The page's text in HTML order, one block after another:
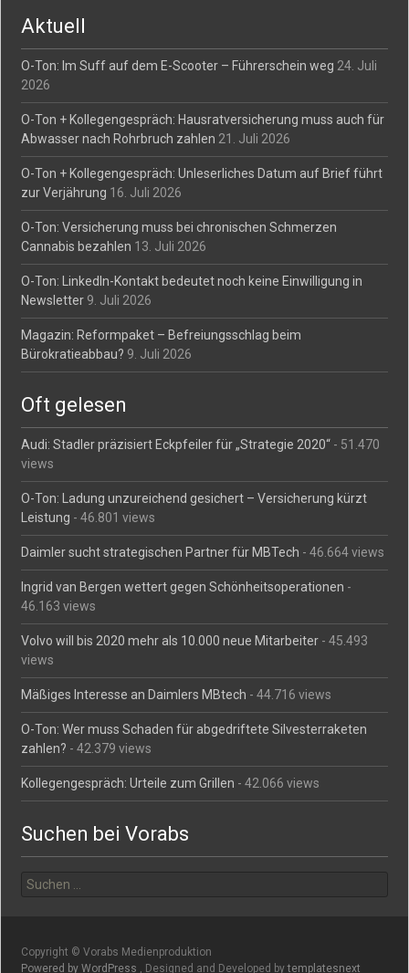
Aktuell
O-Ton: Im Suff auf dem E-Scooter – Führerschein weg 24. Juli
2026
O-Ton + Kollegengespräch: Hausratversicherung muss auch für
Abwasser nach Rohrbruch zahlen 21. Juli 2026
O-Ton + Kollegengespräch: Unleserliches Datum auf Brief führt
zur Verjährung 16. Juli 2026
O-Ton: Versicherung muss bei chronischen Schmerzen
Cannabis bezahlen 13. Juli 2026
O-Ton: LinkedIn-Kontakt bedeutet noch keine Einwilligung in
Newsletter 9. Juli 2026
Magazin: Reformpaket – Befreiungsschlag beim
Bürokratieabbau? 9. Juli 2026
Oft gelesen
Audi: Stadler präzisiert Eckpfeiler für „Strategie 2020“ - 51.470
views
O-Ton: Ladung unzureichend gesichert – Versicherung kürzt
Leistung - 46.801 views
Daimler sucht strategischen Partner für MBTech - 46.664 views
Ingrid van Bergen wettert gegen Schönheitsoperationen -
46.163 views
Volvo will bis 2020 mehr als 10.000 neue Mitarbeiter - 45.493
views
Mäßiges Interesse an Daimlers MBtech - 44.716 views
O-Ton: Wer muss Schaden für abgedriftete Silvesterraketen
zahlen? - 42.379 views
Kollegengespräch: Urteile zum Grillen - 42.066 views
Suchen bei Vorabs
nach:
Copyright © Vorabs Medienproduktion
Powered by WordPress , Designed and Developed bytemplatesnext